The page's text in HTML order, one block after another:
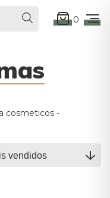
0
cosmeticos -